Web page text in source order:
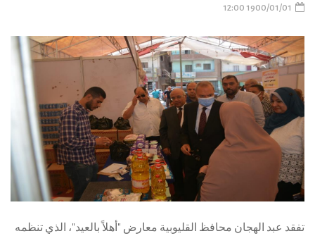
1900/01/01 12:00
تفقد عبد الهجان محافظ القليوبية معارض "أهلاً بالعيد"، الذي تنظمه